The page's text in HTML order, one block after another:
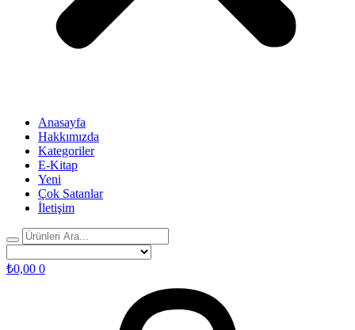
Anasayfa
Hakkımızda
Kategoriler
E-Kitap
Yeni
Çok Satanlar
İletişim
₺0,00 0